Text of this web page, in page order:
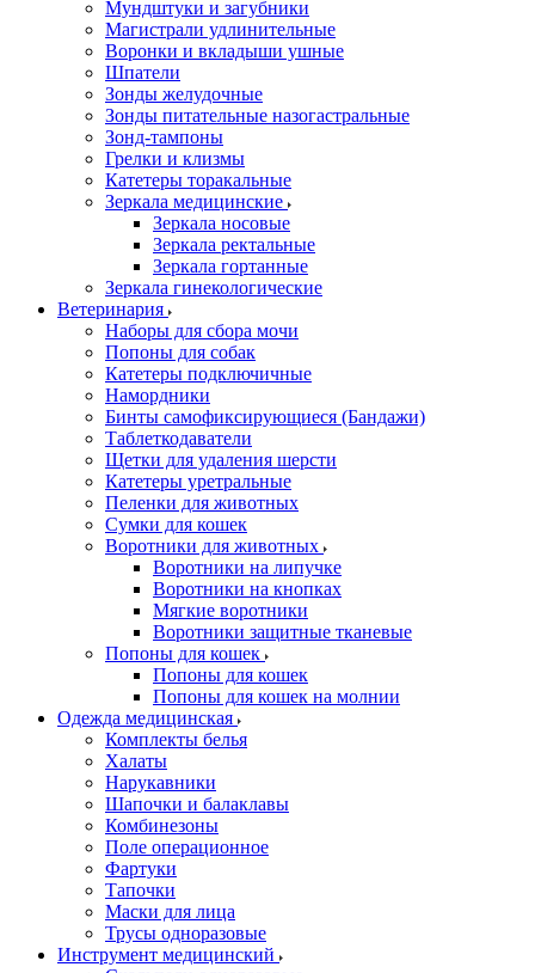
Мундштуки и загубники
Магистрали удлинительные
Воронки и вкладыши ушные
Шпатели
Зонды желудочные
Зонды питательные назогастральные
Зонд-тампоны
Грелки и клизмы
Катетеры торакальные
Зеркала медицинские
Зеркала носовые
Зеркала ректальные
Зеркала гортанные
Зеркала гинекологические
Ветеринария
Наборы для сбора мочи
Попоны для собак
Катетеры подключичные
Намордники
Бинты самофиксирующиеся (Бандажи)
Таблеткодаватели
Щетки для удаления шерсти
Катетеры уретральные
Пеленки для животных
Сумки для кошек
Воротники для животных
Воротники на липучке
Воротники на кнопках
Мягкие воротники
Воротники защитные тканевые
Попоны для кошек
Попоны для кошек
Попоны для кошек на молнии
Одежда медицинская
Комплекты белья
Халаты
Нарукавники
Шапочки и балаклавы
Комбинезоны
Поле операционное
Фартуки
Тапочки
Маски для лица
Трусы одноразовые
Инструмент медицинский